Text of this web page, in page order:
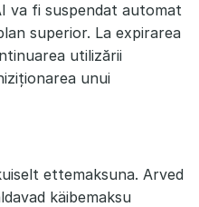
va fi suspendat automat
superior. La expirarea
utilizării
unui
ettemaksuna. Arved
käibemaksu